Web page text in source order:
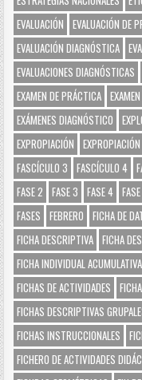
EVALUACIÓN
EVALUACIÓN DE
EVALUACIÓN DIAGNÓSTICA
EVALUACIONES DIAGNÓSTICAS
EXAMEN DE PRÁCTICA
EXÁMENES DIAGNÓSTICO
EXPROPIACIÓN
FASCÍCULO 3
FASCÍCULO 4
FASE 2
FASE 3 FASE 4
FASES
FEBRERO FICHA DE
FICHA DESCRIPTIVA FICHA
FICHA INDIVIDUAL ACUMULATIVA
FICHAS DE ACTIVIDADES
FICHAS DESCRIPTIVAS
FICHAS INSTRUCCIONALES
FICHERO DE ACTIVIDADES